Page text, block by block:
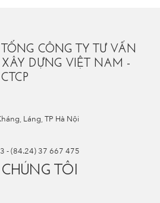
TỔNG CÔNG TY TƯ VẤN
XÂY DỰNG VIỆT NAM -
CTCP
Láng, TP Hà Nội
-(84.24) 37 667 475
TÔI